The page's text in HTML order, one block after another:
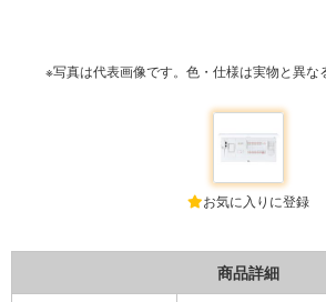
※写真は代表画像です。色・仕様は実物と異な
お気に入りに登録
商品詳細